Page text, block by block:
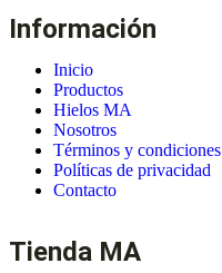
Información
Inicio
Productos
Hielos MA
Nosotros
Términos y condiciones
Políticas de privacidad
Contacto
Tienda MA